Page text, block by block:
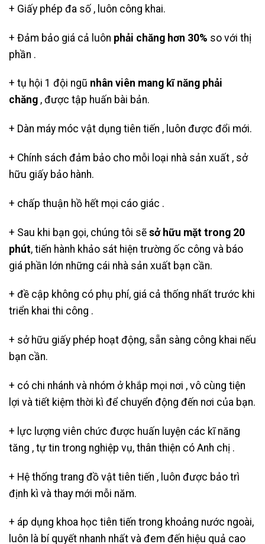
+ Giấy phép đa số , luôn công khai.
+ Đảm bảo giá cả luôn phải chăng hơn 30% so với thị
phần .
+ tụ hội 1 đội ngũ nhân viên mang kĩ năng phải
chăng , được tập huấn bài bản.
+ Dàn máy móc vật dụng tiên tiến , luôn được đổi mới.
+ Chính sách đảm bảo cho mỗi loại nhà sản xuất , sở
hữu giấy bảo hành.
+ chấp thuận hồ hết mọi cáo giác .
+ Sau khi bạn gọi, chúng tôi sẽ sở hữu mặt trong 20
phút, tiến hành khảo sát hiện trường ốc công và báo
giá phần lớn những cái nhà sản xuất bạn cần.
+ đề cập không có phụ phí, giá cả thống nhất trước khi
triển khai thi công .
+ sở hữu giấy phép hoạt động, sẵn sàng công khai nếu
bạn cần.
+ có chi nhánh và nhóm ở khắp mọi nơi , vô cùng tiện
lợi và tiết kiệm thời kì để chuyển động đến nơi của bạn.
+ lực lượng viên chức được huấn luyện các kĩ năng
tăng , tự tin trong nghiệp vụ, thân thiện có Anh chị .
+ Hệ thống trang đồ vật tiên tiến , luôn được bảo trì
định kì và thay mới mỗi năm.
+ áp dụng khoa học tiên tiến trong khoảng nước ngoài,
luôn là bí quyết nhanh nhất và đem đến hiệu quả cao